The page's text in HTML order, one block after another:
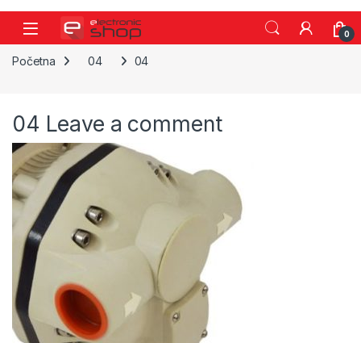
Skip to navigation
Skip to content
0
Početna 04 04
04 Leave a comment